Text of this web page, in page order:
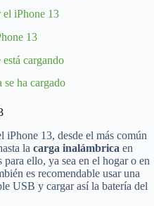
el iPhone 13
13
cargando
se ha cargado
iPhone 13, desde el más común
la carga inalámbrica en
ello, ya sea en el hogar o en
es recomendable usar una
USB y cargar así la batería del